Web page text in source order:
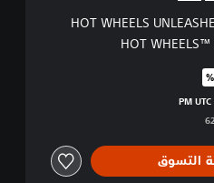
HOT WHEELS
HOT
البالغ $62.99‏
التسوق